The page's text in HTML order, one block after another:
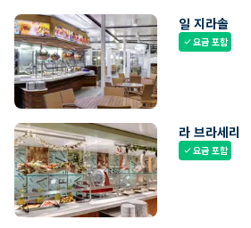
일 지라솔
check요금 포함
라 브라세리
check요금 포함